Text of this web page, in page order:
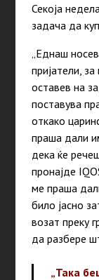
Секоја
задача да
„Еднаш
пријатели,
оставев на
поставува
откако
праша дали
дека ќе
пронајде
ме праша
било јасно
возат преку
да разбере
„Така